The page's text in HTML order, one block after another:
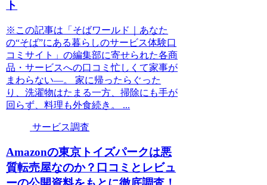
ト
※この記事は「そばワールド｜あなた
の“そば”にある暮らしのサービス体験口
コミサイト」の編集部に寄せられた各商
品・サービスへの口コミ忙しくて家事が
まわらない―。 家に帰ったらぐった
り、洗濯物はたまる一方、掃除にも手が
回らず、料理も外食続き。 ...
サービス調査
Amazonの東京トイズパークは悪
質転売屋なのか？口コミとレビュ